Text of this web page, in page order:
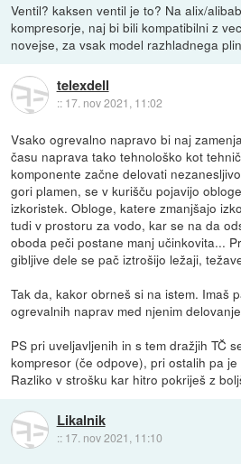
Ventil? kaksen ventil je to? Na alix/
kompresorje, naj bi bili kompatibilni z
novejse, za vsak model razhladnega
telexdell
:: 17. nov 2021, 11:02
Vsako ogrevalno napravo bi naj
času naprava tako tehnološko kot
komponente začne delovati
gori plamen, se v kurišču pojavijo
izkoristek. Obloge, katere zmanjšajo
tudi v prostoru za vodo, kar se na da
oboda peči postane manj učinkovita...
gibljive dele se pač iztrošijo ležaji,
Tak da, kakor obrneš si na istem. Imaš
ogrevalnih naprav med njenim
PS pri uveljavljenih in s tem dražjih TČ
kompresor (če odpove), pri ostalih pa
Razliko v strošku kar hitro pokriješ z
Likalnik
:: 17. nov 2021, 11:10